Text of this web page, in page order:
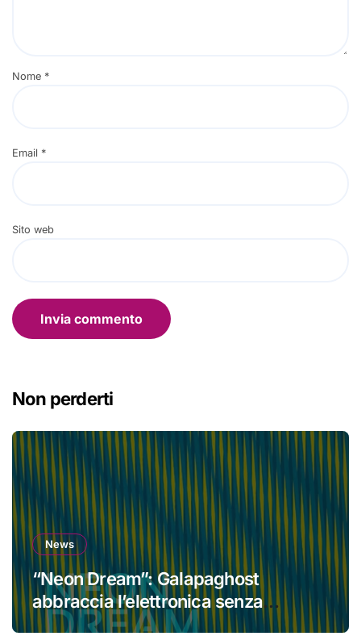
Nome *
Email *
Sito web
Non perderti
News
“Neon Dream”: Galapaghost
abbraccia l’elettronica senza
perdere la propria identità